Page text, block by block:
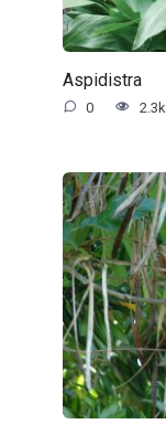
Aspidistra
0 2.3k.